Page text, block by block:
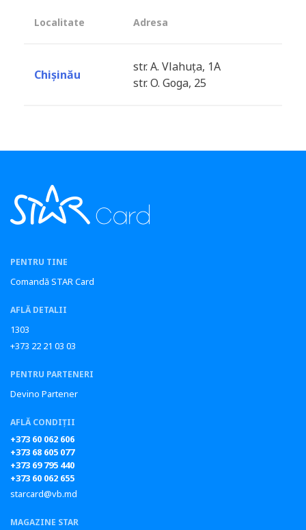
Localitate Adresa
Chișinău
str. A. Vlahuța, 1A
str. O. Goga, 25
PENTRU TINE
Comandă STAR Card
AFLĂ DETALII
1303
+373 22 21 03 03
PENTRU PARTENERI
Devino Partener
AFLĂ CONDIȚII
+373 60 062 606
+373 68 605 077
+373 69 795 440
+373 60 062 655
starcard@vb.md
MAGAZINE STAR